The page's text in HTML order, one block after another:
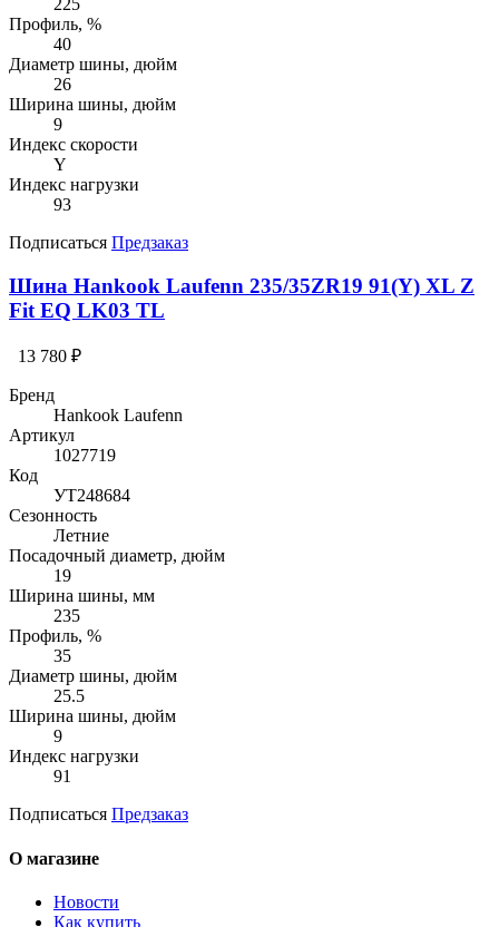
Профиль, %
40
Диаметр шины, дюйм
26
Ширина шины, дюйм
9
Индекс скорости
Y
Индекс нагрузки
93
Подписаться Предзаказ
Шина Hankook Laufenn 235/35ZR19 91(Y) XL Z
Fit EQ LK03 TL
13 780 ₽
Бренд
Hankook Laufenn
Артикул
1027719
Код
УТ248684
Сезонность
Летние
Посадочный диаметр, дюйм
19
Ширина шины, мм
235
Профиль, %
35
Диаметр шины, дюйм
25.5
Ширина шины, дюйм
9
Индекс нагрузки
91
Подписаться Предзаказ
О магазине
Новости
Как купить